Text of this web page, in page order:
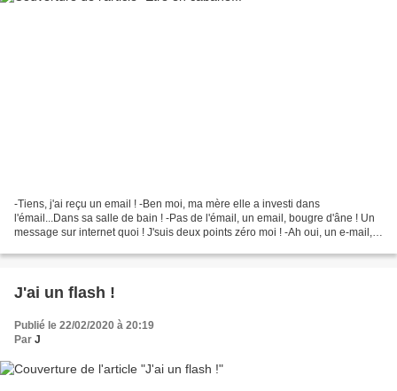
-Tiens, j'ai reçu un email ! -Ben moi, ma mère elle a investi dans
l'émail...Dans sa salle de bain ! -Pas de l'émail, un email, bougre d'âne ! Un
message sur internet quoi ! J'suis deux points zéro moi ! -Ah oui, un e-mail,
J'ai un flash !
Publié le 22/02/2020 à 20:19
Par J